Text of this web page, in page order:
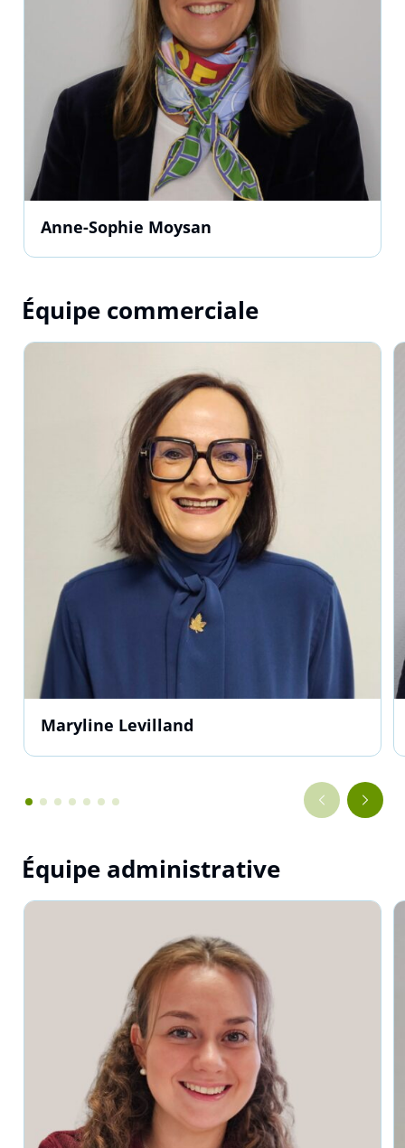
Anne-Sophie Moysan
Équipe commerciale
Maryline Levilland
Équipe administrative